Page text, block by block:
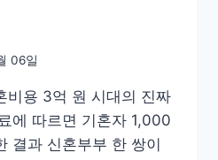
06일
비용 3억 원 시대의 진짜
에 따르면 기혼자 1,000
결과 신혼부부 한 쌍이